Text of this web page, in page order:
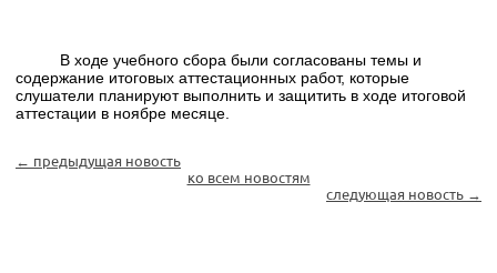
В ходе учебного сбора были согласованы темы и
содержание итоговых аттестационных работ, которые
слушатели планируют выполнить и защитить в ходе итоговой
аттестации в ноябре месяце.
← предыдущая новость
ко всем новостям
следующая новость →